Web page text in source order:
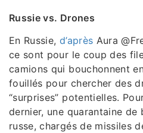
Russie vs. Drones
En Russie, d’après Aura
ce sont pour le coup des
camions qui bouchonnent
fouillés pour chercher des
“surprises” potentielles.
dernier, une quarantaine de
russe, chargés de missiles